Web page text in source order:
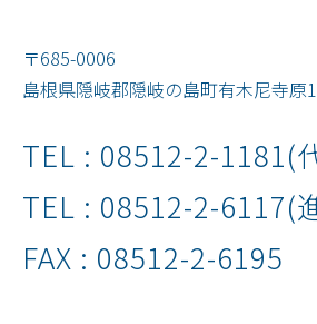
〒685-0006
島根県隠岐郡隠岐の島町有木尼寺原
TEL : 08512-2-1181(
TEL : 08512-2-6117(
FAX : 08512-2-6195